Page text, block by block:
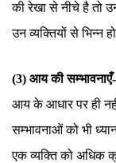
की रेखा से नीचे है तो
उन व्यक्तियों से भिन्न
(3) आय की सम्भावनाएँ-
आय के आधार पर ही
सम्भावनाओं को भी
एक व्यक्ति को अधिक